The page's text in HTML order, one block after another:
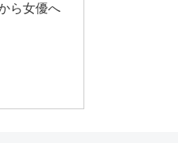
ら女優へ